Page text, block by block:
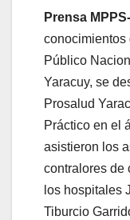
Prensa
conocimientos
Público
Yaracuy, se
Prosalud
Práctico en el
asistieron los
contralores de
los hospitales
Tiburcio